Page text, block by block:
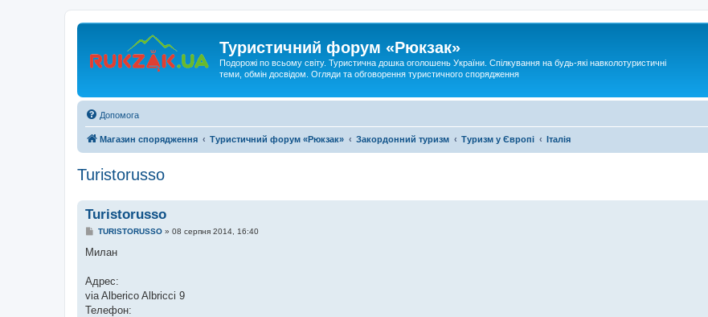
Туристичний форум «Рюкзак»
Подорожі по всьому світу. Туристична дошка оголошень України. Спілкування на будь-які навколотуристичні
теми, обмін досвідом. Огляди та обговорення туристичного спорядження
Допомога
Магазин спорядження Туристичний форум «Рюкзак» Закордонний туризм Туризм у Європі Італія
Turistorusso
Turistorusso
П
в
о
м
л
е
TURISTORUSSO» 08 серпня 2014, 16:40
Милан
Адрес:
via Alberico Albricci 9
Телефон: